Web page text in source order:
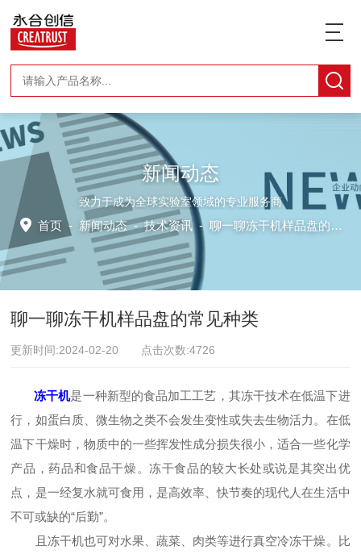
新闻动态
致力于成为全球实验室领域的专业服务商
首页 - 新闻动态-技术资讯 -聊一聊冻干机样品盘的常见种类
聊一聊冻干机样品盘的常见种类
更新时间:2024-02-20 点击次数:4726
冻干机是一种新型的食品加工工艺，其冻干技术在低温下进
行，如蛋白质、微生物之类不会发生变性或失去生物活力。在低
温下干燥时，物质中的一些挥发性成分损失很小，适合一些化学
产品，药品和食品干燥。冻干食品的较大长处或说是其突出优
点，是一经复水就可食用，是高效率、快节奏的现代人在生活中
不可或缺的“后勤”。
且冻干机也可对水果、蔬菜、肉类等进行真空冷冻干燥。比